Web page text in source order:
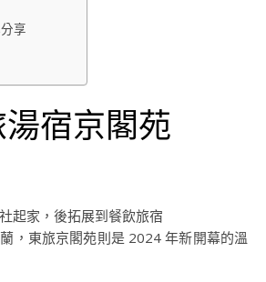
享
宿京閣苑
起家，後拓展到餐飲旅宿
，東旅京閣苑則是 2024 年新開幕的溫